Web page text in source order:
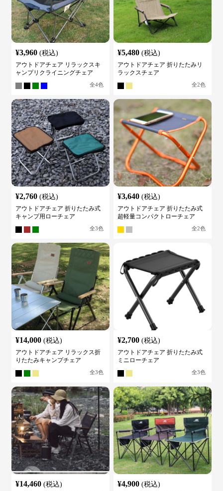
¥3,960 (税込)
アウトドアチェア リラックスキ
ャンプリクライニングチェア
全4色
¥5,480 (税込)
アウトドアチェア 折りたたみリ
ラックスチェア
全2色
¥2,760 (税込)
アウトドアチェア 折りたたみ式
キャンプ用ローチェア
全3色
¥3,640 (税込)
アウトドアチェア 折りたたみ式
超軽量コンパクトローチェア
全2色
¥14,000 (税込)
アウトドアチェア リラックス折
りたたみキャンプチェア
全3色
¥2,700 (税込)
アウトドアチェア 折りたたみ式
ミニローチェア
全3色
¥14,460 (税込) ¥4,900 (税込)